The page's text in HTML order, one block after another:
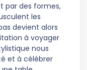
par des formes,
les
devient alors
à voyager
nous
et à célébrer